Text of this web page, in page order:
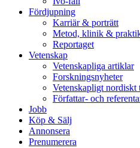
Fördjupning
Karriär & porträtt
Metod, klinik &
Reportaget
Vetenskap
Vetenskapliga artiklar
Forskningsnyheter
Vetenskapligt nordiskt
Författar- och
Jobb
Köp & Sälj
Annonsera
Prenumerera